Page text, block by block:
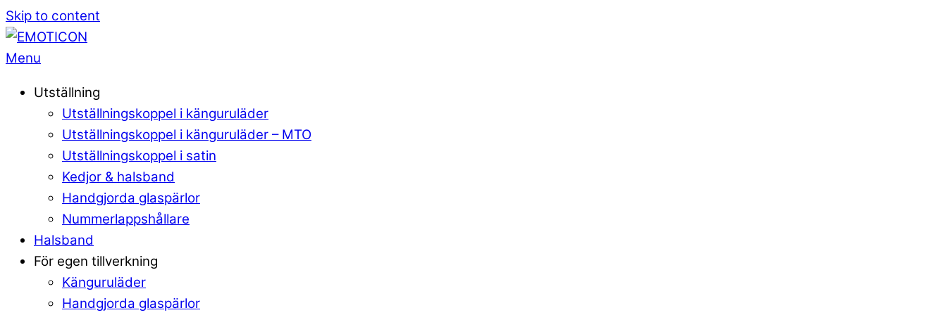
Skip to content
Menu
Utställning
Utställningskoppel i känguruläder
Utställningskoppel i känguruläder – MTO
Utställningskoppel i satin
Kedjor & halsband
Handgjorda glaspärlor
Nummerlappshållare
Halsband
För egen tillverkning
Känguruläder
Handgjorda glaspärlor